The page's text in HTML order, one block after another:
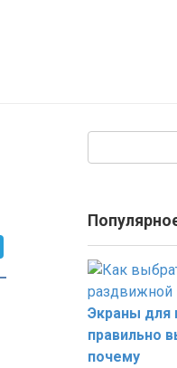
Экраны для
правильно
почему